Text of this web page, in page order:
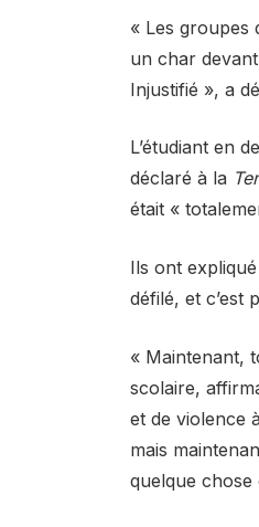
« Les groupes
un char
Injustifié », a
L’étudiant en
déclaré à la
était «
Ils ont
défilé, et c’est
« Maintenant,
scolaire,
et de violence
mais
quelque chose